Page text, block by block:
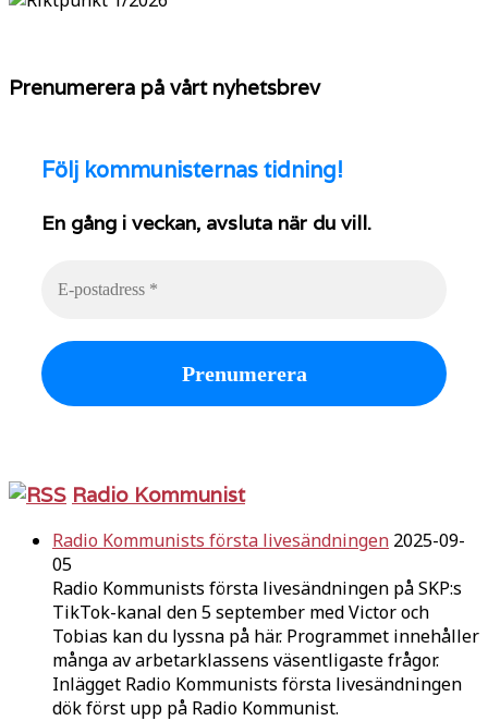
Prenumerera på vårt nyhetsbrev
Följ kommunisternas tidning!
En gång i veckan, avsluta när du vill.
Radio Kommunist
Radio Kommunists första livesändningen 2025-09-
05
Radio Kommunists första livesändningen på SKP:s
TikTok-kanal den 5 september med Victor och
Tobias kan du lyssna på här. Programmet innehåller
många av arbetarklassens väsentligaste frågor.
Inlägget Radio Kommunists första livesändningen
dök först upp på Radio Kommunist.